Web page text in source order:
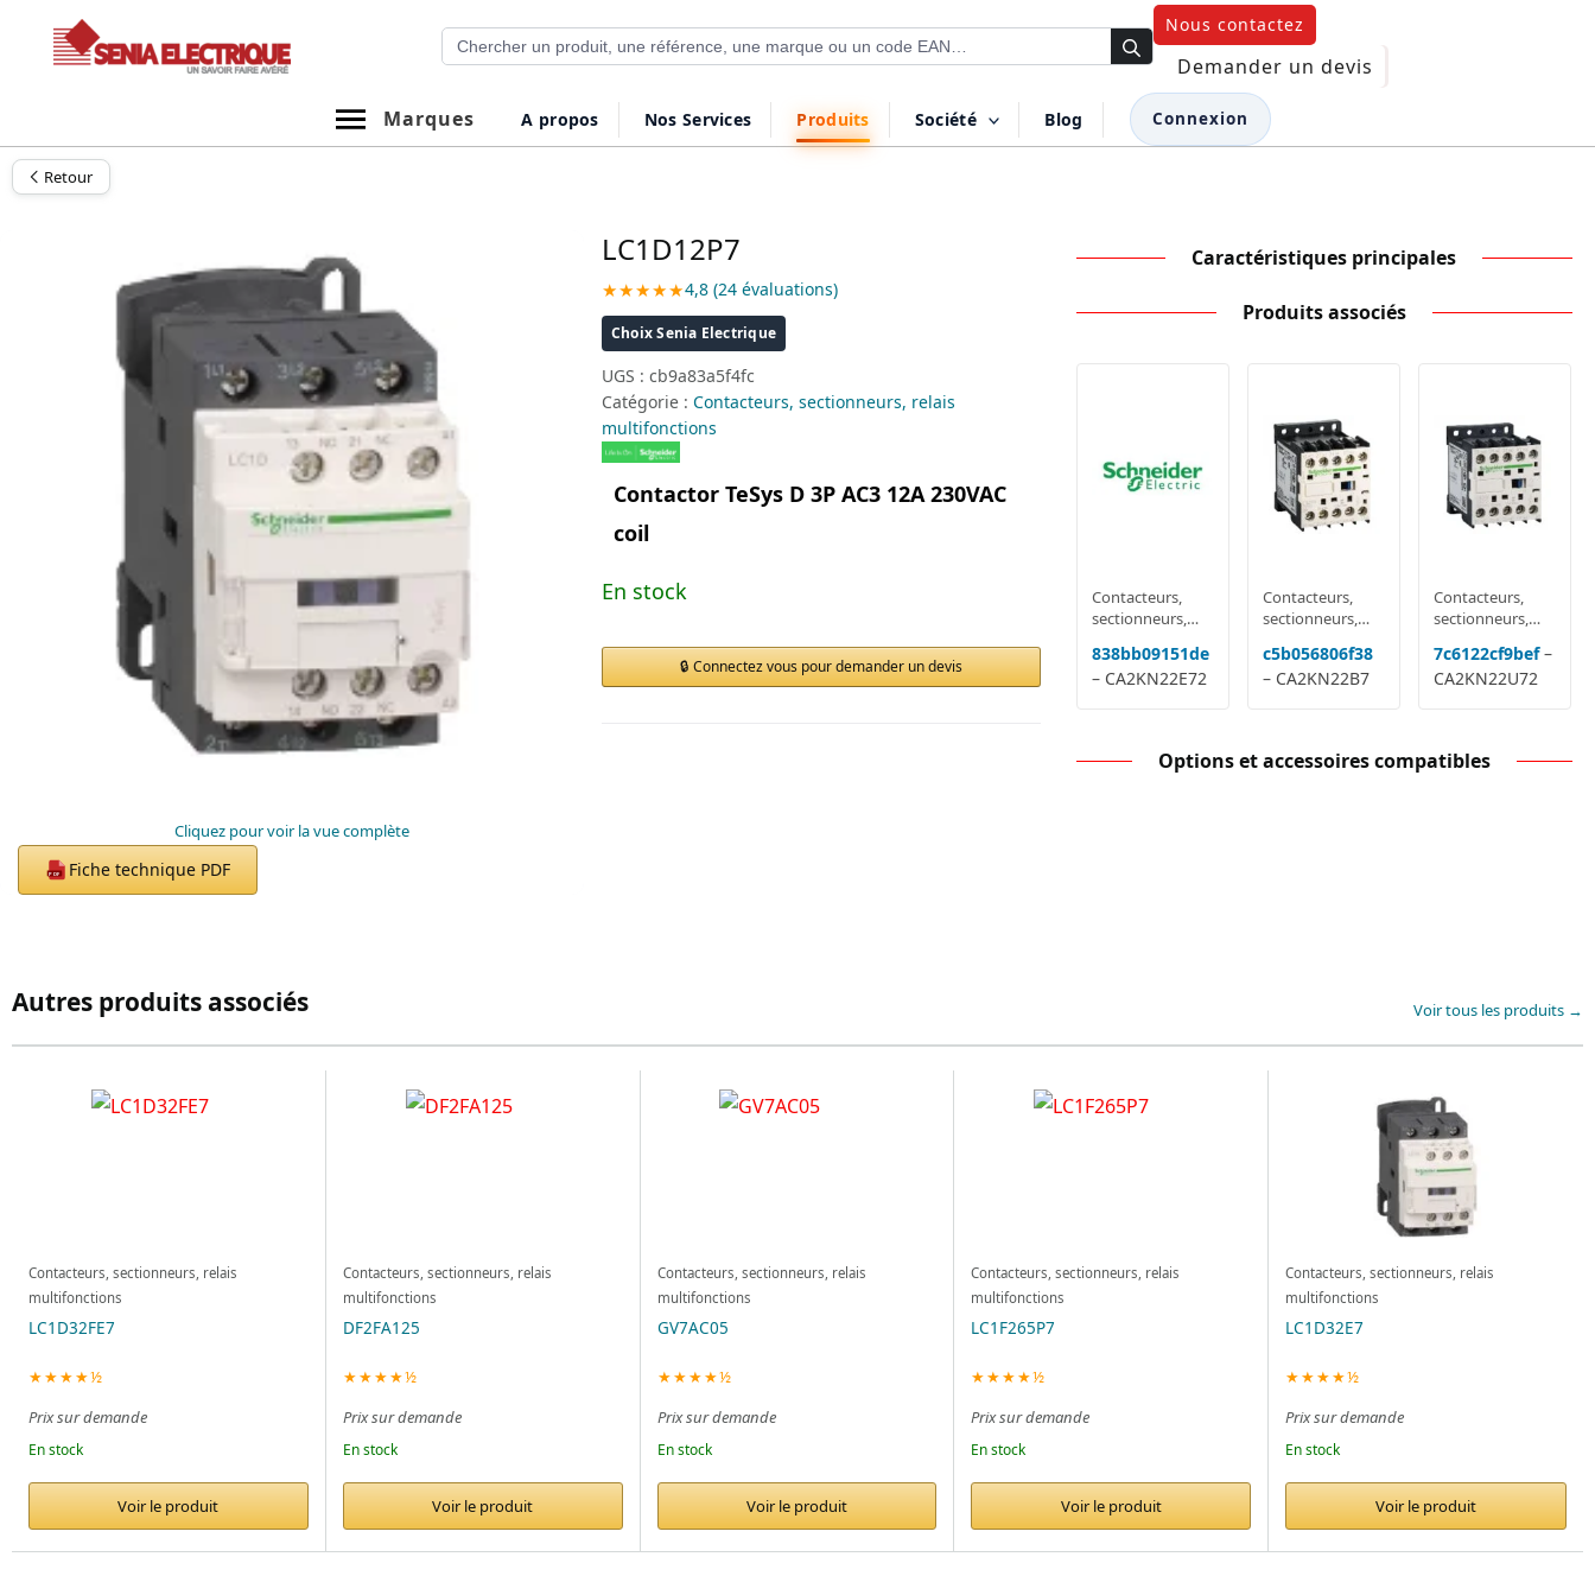
Recherche de produits
Nous contactez
Demander un devis
Marques
A propos Nos Services Produits Société Blog Connexion
Retour
Cliquez pour voir la vue complète
PDF Fiche technique PDF
LC1D12P7
★★★★★4,8 (24 évaluations)
Choix Senia Electrique
UGS : cb9a83a5f4fc
Catégorie : Contacteurs, sectionneurs, relais
multifonctions
Contactor TeSys D 3P AC3 12A 230VAC
coil
En stock
Connectez vous pour demander un devis
Caractéristiques principales
Produits associés
Contacteurs,
sectionneurs,
multifonctions
838bb09151de
– CA2KN22E72
Contacteurs,
sectionneurs,
multifonctions
c5b056806f38
– CA2KN22B7
Contacteurs,
sectionneurs,
multifonctions
7c6122cf9bef –
CA2KN22U72
Options et accessoires compatibles
Autres produits associés Voir tous les produits →
Contacteurs, sectionneurs, relais
multifonctions
LC1D32FE7
★★★★½
Prix sur demande
En stock
Voir le produit
Contacteurs, sectionneurs, relais
multifonctions
DF2FA125
★★★★½
Prix sur demande
En stock
Voir le produit
Contacteurs, sectionneurs, relais
multifonctions
GV7AC05
★★★★½
Prix sur demande
En stock
Voir le produit
Contacteurs, sectionneurs, relais
multifonctions
LC1F265P7
★★★★½
Prix sur demande
En stock
Voir le produit
Contacteurs, sectionneurs, relais
multifonctions
LC1D32E7
★★★★½
Prix sur demande
En stock
Voir le produit